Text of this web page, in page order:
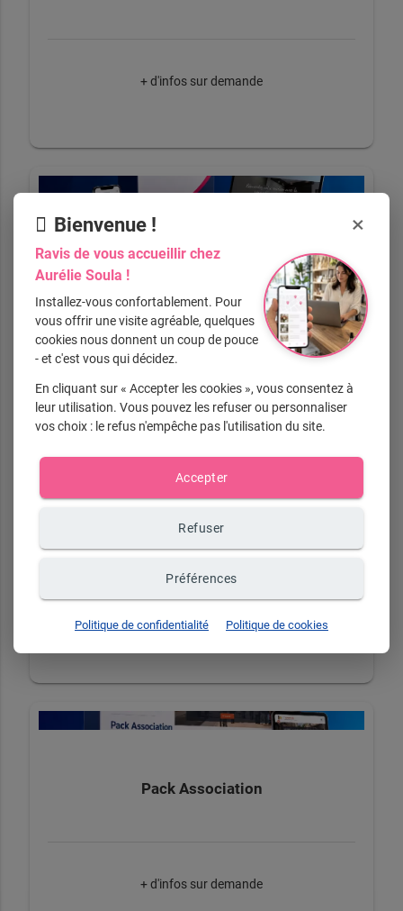
+ d'infos sur demande
Pack Présence
+ d'infos sur demande
Pack E-commerce
Pack Association
+ d'infos sur demande
Bienvenue ! ×
Ravis de vous accueillir chez
Aurélie Soula !
Installez-vous confortablement. Pour
vous offrir une visite agréable, quelques
cookies nous donnent un coup de pouce
- et c'est vous qui décidez.
En cliquant sur « Accepter les cookies », vous consentez à
leur utilisation. Vous pouvez les refuser ou personnaliser
vos choix : le refus n'empêche pas l'utilisation du site.
Accepter
Refuser
Préférences
Politique de confidentialité Politique de cookies